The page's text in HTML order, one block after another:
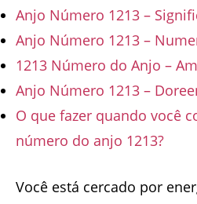
Anjo Número 1213 –
Anjo Número 1213 –
1213 Número do Anjo –
Anjo Número 1213 –
O que fazer quando você
número do anjo 1213?
Você está cercado por